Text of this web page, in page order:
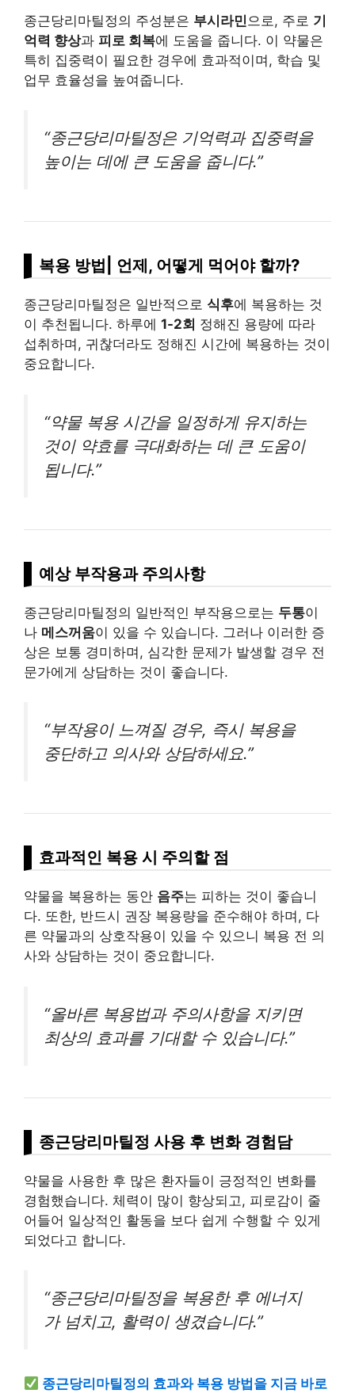
종근당리마틸정의 주성분은 부시라민 으로, 주로 기
억력 향상과 피로 회복에 도움을 줍니다. 이 약물은
특히 집중력이 필요한 경우에 효과적이며, 학습 및
업무 효율성을 높여줍니다.
“종근당리마틸정은 기억력과 집중력을
높이는 데에 큰 도움을 줍니다.”
복용 방법| 언제, 어떻게 먹어야 할까?
종근당리마틸정은 일반적으로 식후에 복용하는 것
이 추천됩니다. 하루에 1-2회 정해진 용량에 따라
섭취하며, 귀찮더라도 정해진 시간에 복용하는 것이
중요합니다.
“약물 복용 시간을 일정하게 유지하는
것이 약효를 극대화하는 데 큰 도움이
됩니다.”
예상 부작용과 주의사항
종근당리마틸정의 일반적인 부작용으로는 두통이
나 메스꺼움이 있을 수 있습니다. 그러나 이러한 증
상은 보통 경미하며, 심각한 문제가 발생할 경우 전
문가에게 상담하는 것이 좋습니다.
“부작용이 느껴질 경우, 즉시 복용을
중단하고 의사와 상담하세요.”
효과적인 복용 시 주의할 점
약물을 복용하는 동안 음주는 피하는 것이 좋습니
다. 또한, 반드시 권장 복용량을 준수해야 하며, 다
른 약물과의 상호작용이 있을 수 있으니 복용 전 의
사와 상담하는 것이 중요합니다.
“올바른 복용법과 주의사항을 지키면
최상의 효과를 기대할 수 있습니다.”
종근당리마틸정 사용 후 변화 경험담
약물을 사용한 후 많은 환자들이 긍정적인 변화를
경험했습니다. 체력이 많이 향상되고, 피로감이 줄
어들어 일상적인 활동을 보다 쉽게 수행할 수 있게
되었다고 합니다.
“종근당리마틸정을 복용한 후 에너지
가 넘치고, 활력이 생겼습니다.”
종근당리마틸정의 효과와 복용 방법을 지금 바로